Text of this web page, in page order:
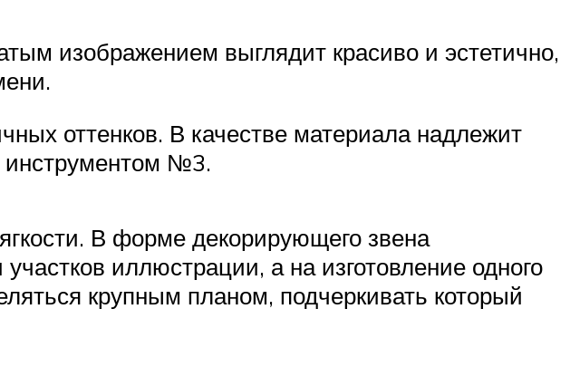
изображением выглядит красиво и эстетично,
оттенков. В качестве материала надлежит
инструментом №3.
В форме декорирующего звена
иллюстрации, а на изготовление одного
крупным планом, подчеркивать который